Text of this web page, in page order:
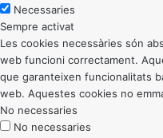
Necessaries
Sempre activat
Les cookies necessàries són
web funcioni correctament.
que garanteixen funcionalitats
web. Aquestes cookies no
No necessaries
No necessaries